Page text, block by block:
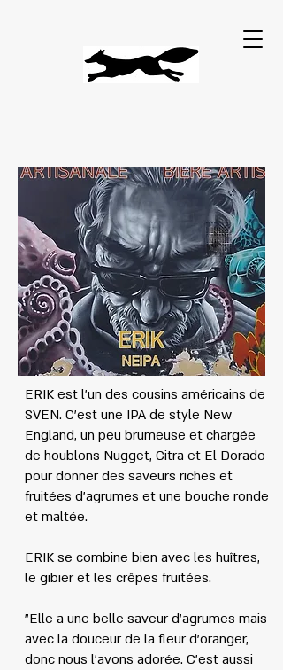
ERIK est l'un des cousins américains de
SVEN. C'est une IPA de style New
England, un peu brumeuse et chargée
de houblons Nugget, Citra et El Dorado
pour donner des saveurs riches et
fruitées d'agrumes et une bouche ronde
et maltée.
ERIK se combine bien avec les huîtres,
le gibier et les crêpes fruitées.
"Elle a une belle saveur d'agrumes mais
avec la douceur de la fleur d'oranger,
donc nous l'avons adorée. C'est aussi